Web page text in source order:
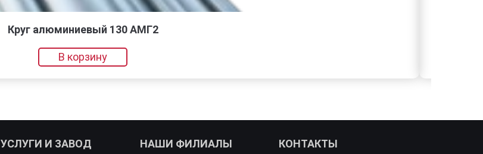
Круг алюминиевый 130 АМГ2
В корзину
УСЛУГИ И ЗАВОД НАШИ ФИЛИАЛЫ КОНТАКТЫ